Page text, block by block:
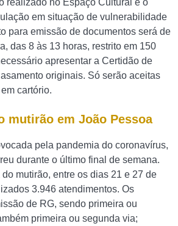
realizado no Espaço Cultural e o
em situação de vulnerabilidade
para emissão de documentos será de
das 8 às 13 horas, restrito em 150
apresentar a Certidão de
originais. Só serão aceitas
cartório.
mutirão em João Pessoa
pela pandemia do coronavírus,
durante o último final de semana.
mutirão, entre os dias 21 e 27 de
3.946 atendimentos. Os
de RG, sendo primeira ou
primeira ou segunda via;